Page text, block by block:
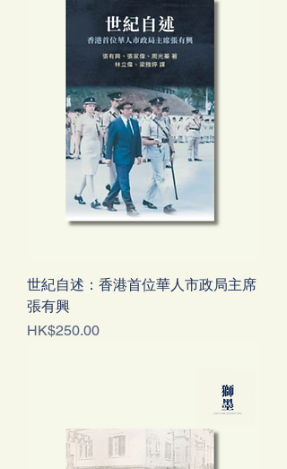
世紀自述：香港首位華人市政局主席
張有興
價格
HK$250.00